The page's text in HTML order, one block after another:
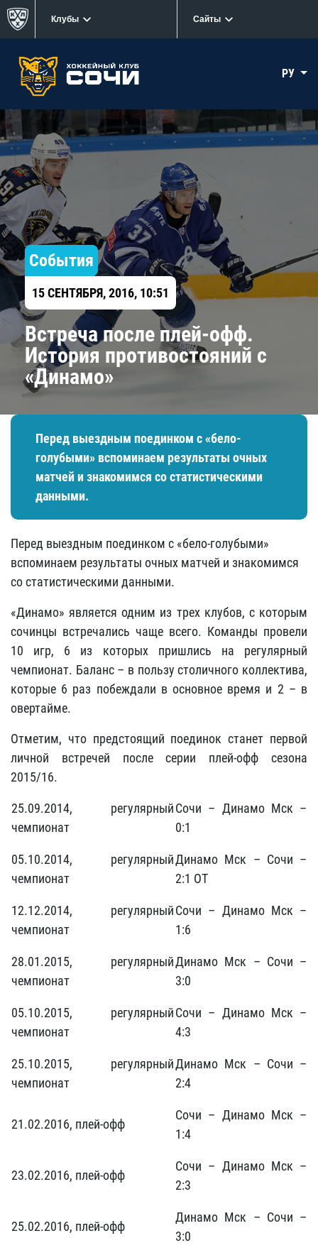
Клубы Сайты
РУ
События
15 СЕНТЯБРЯ, 2016, 10:51
Встреча после плей-офф.
История противостояний с
«Динамо»
Перед выездным поединком с «бело-
голубыми» вспоминаем результаты очных
матчей и знакомимся со статистическими
данными.
Перед выездным поединком с «бело-голубыми»
вспоминаем результаты очных матчей и знакомимся
со статистическими данными.
«Динамо» является одним из трех клубов, с которым
сочинцы встречались чаще всего. Команды провели
10 игр, 6 из которых пришлись на регулярный
чемпионат. Баланс – в пользу столичного коллектива,
которые 6 раз побеждали в основное время и 2 – в
овертайме.
Отметим, что предстоящий поединок станет первой
личной встречей после серии плей-офф сезона
2015/16.
25.09.2014, регулярный
чемпионат
Сочи – Динамо Мск –
0:1
05.10.2014, регулярный
чемпионат
Динамо Мск – Сочи –
2:1 ОТ
12.12.2014, регулярный
чемпионат
Сочи – Динамо Мск –
1:6
28.01.2015, регулярный
чемпионат
Динамо Мск – Сочи –
3:0
05.10.2015, регулярный
чемпионат
Сочи – Динамо Мск –
4:3
25.10.2015, регулярный
чемпионат
Динамо Мск – Сочи –
2:4
21.02.2016, плей-офф
Сочи – Динамо Мск –
1:4
23.02.2016, плей-офф
Сочи – Динамо Мск –
2:3
25.02.2016, плей-офф
Динамо Мск – Сочи –
3:0